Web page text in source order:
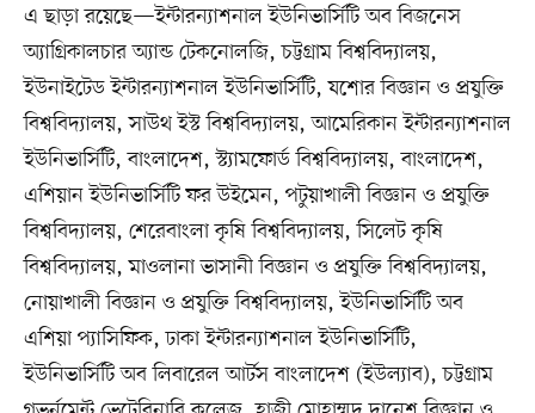
এ ছাড়া রয়েছে—ইন্টারন্যাশনাল ইউনিভার্সিটি অব বিজনেস
অ্যাগ্রিকালচার অ্যান্ড টেকনোলজি, চট্টগ্রাম বিশ্ববিদ্যালয়,
ইউনাইটেড ইন্টারন্যাশনাল ইউনিভার্সিটি, যশোর বিজ্ঞান ও প্রযুক্তি
বিশ্ববিদ্যালয়, সাউথ ইস্ট বিশ্ববিদ্যালয়, আমেরিকান ইন্টারন্যাশনাল
ইউনিভার্সিটি, বাংলাদেশ, স্ট্যামফোর্ড বিশ্ববিদ্যালয়, বাংলাদেশ,
এশিয়ান ইউনিভার্সিটি ফর উইমেন, পটুয়াখালী বিজ্ঞান ও প্রযুক্তি
বিশ্ববিদ্যালয়, শেরেবাংলা কৃষি বিশ্ববিদ্যালয়, সিলেট কৃষি
বিশ্ববিদ্যালয়, মাওলানা ভাসানী বিজ্ঞান ও প্রযুক্তি বিশ্ববিদ্যালয়,
নোয়াখালী বিজ্ঞান ও প্রযুক্তি বিশ্ববিদ্যালয়, ইউনিভার্সিটি অব
এশিয়া প্যাসিফিক, ঢাকা ইন্টারন্যাশনাল ইউনিভার্সিটি,
ইউনিভার্সিটি অব লিবারেল আর্টস বাংলাদেশ (ইউল্যাব), চট্টগ্রাম